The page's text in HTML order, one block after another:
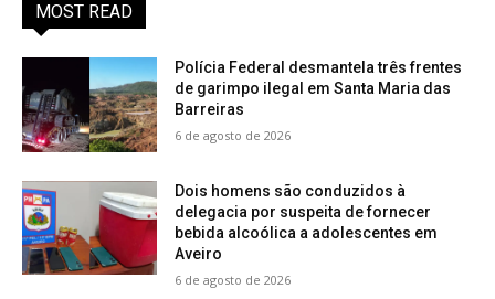
MOST READ
Polícia Federal desmantela três frentes
de garimpo ilegal em Santa Maria das
Barreiras
6 de agosto de 2026
Dois homens são conduzidos à
delegacia por suspeita de fornecer
bebida alcoólica a adolescentes em
Aveiro
6 de agosto de 2026